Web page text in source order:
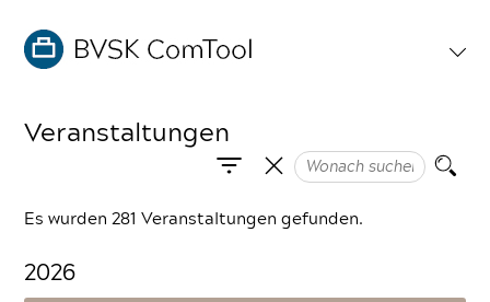
Veranstaltungen
Es wurden 281 Veranstaltungen gefunden.
2026